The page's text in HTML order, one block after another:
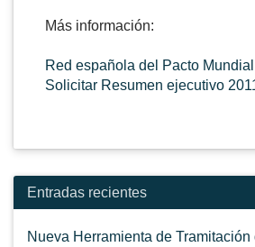
Más información:
Red española del Pacto Mundial
Solicitar Resumen ejecutivo
Entradas recientes
Nueva Herramienta de